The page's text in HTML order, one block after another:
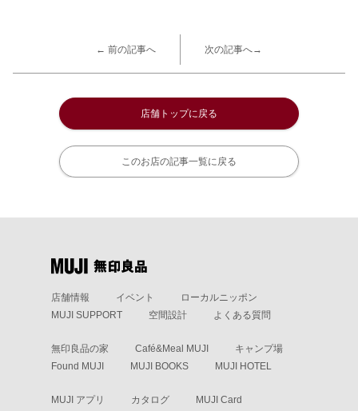
← 前の記事へ 次の記事へ→
店舗トップに戻る
このお店の記事一覧に戻る
店舗情報 イベント
ローカルニッポン
MUJI SUPPORT
空間設計 よくある質問
無印良品の家 Café&Meal MUJI
キャンプ場
Found MUJI
MUJI BOOKS MUJI HOTEL
MUJI アプリ カタログ
MUJI Card